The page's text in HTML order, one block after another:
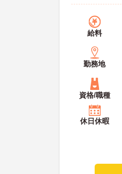
給料
勤務地
資格/職種
休日休暇